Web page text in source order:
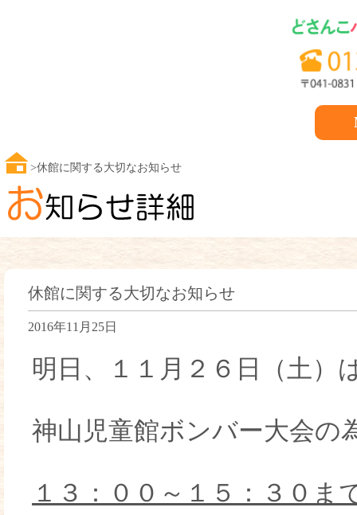
休館に関する大切なお知らせ
休館に関する大切なお知らせ
2016年11月25日
明日、１１月２６日（土）
神山児童館ボンバー大会の
１３：００～１５：３０ま